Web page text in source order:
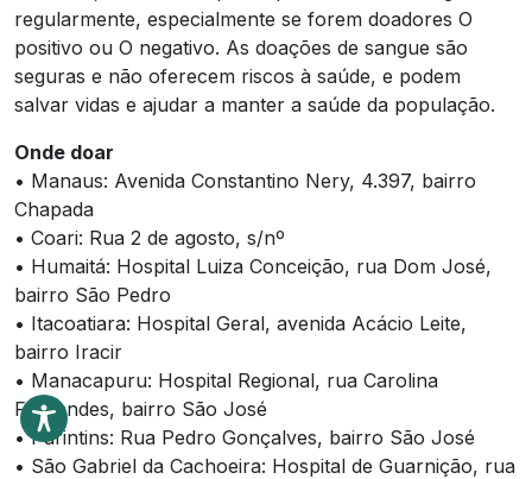
regularmente, especialmente se forem doadores O
positivo ou O negativo. As doações de sangue são
seguras e não oferecem riscos à saúde, e podem
salvar vidas e ajudar a manter a saúde da população.
Onde doar
• Manaus: Avenida Constantino Nery, 4.397, bairro
Chapada
• Coari: Rua 2 de agosto, s/nº
• Humaitá: Hospital Luiza Conceição, rua Dom José,
bairro São Pedro
• Itacoatiara: Hospital Geral, avenida Acácio Leite,
bairro Iracir
• Manacapuru: Hospital Regional, rua Carolina
Fernandes, bairro São José
• Parintins: Rua Pedro Gonçalves, bairro São José
• São Gabriel da Cachoeira: Hospital de Guarnição, rua